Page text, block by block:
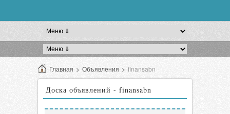
Главная > Объявления > finansabn
Доска объявлений - finansabn